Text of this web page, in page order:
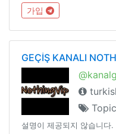
가입
GEÇİŞ KANALI
설명이 제공되지 않습니다.